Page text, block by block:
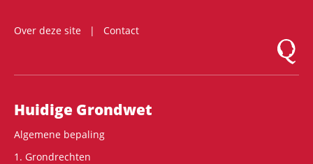
Over deze site
Contact
Logo
Hoofdnavigatie
Huidige Grondwet
Algemene bepaling
1. Grondrechten